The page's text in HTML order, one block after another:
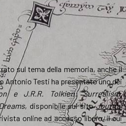
sul tema della memoria, anche il
Antonio Testi ha presentato uno dei
e J.R.R. Tolkien: Surrealism,
, disponibile sul sitoJournal
online ad accesso libero, il cui